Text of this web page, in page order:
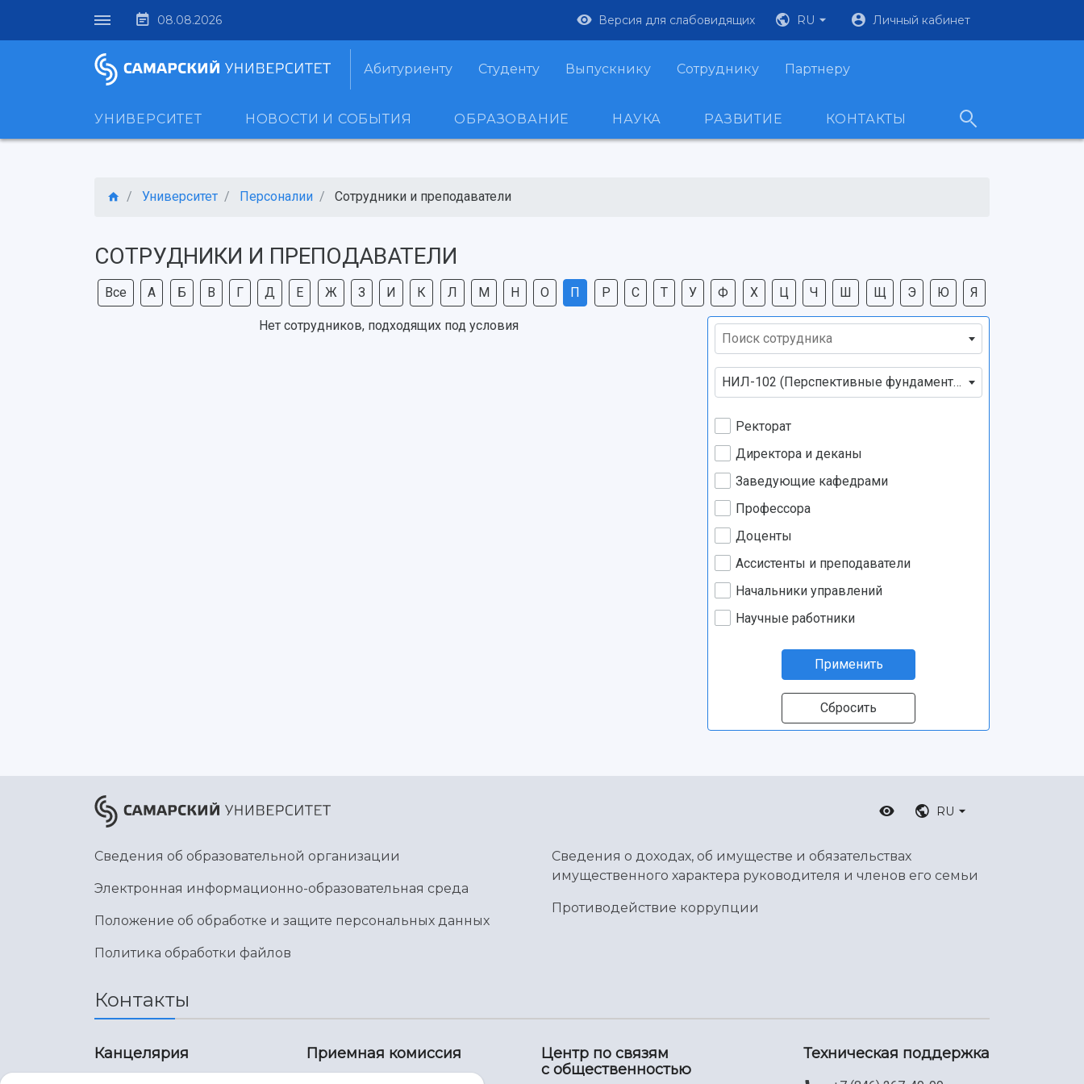
08.08.2026 Версия для слабовидящих RU Личный кабинет
Абитуриенту Студенту Выпускнику Сотруднику Партнеру
УНИВЕРСИТЕТ НОВОСТИ И СОБЫТИЯ ОБРАЗОВАНИЕ НАУКА РАЗВИТИЕ КОНТАКТЫ
Университет Персоналии Сотрудники и преподаватели
СОТРУДНИКИ И ПРЕПОДАВАТЕЛИ
Все А Б В Г Д Е Ж З И К Л М Н О П Р С Т У Ф Х Ц Ч Ш Щ Э Ю Я
Нет сотрудников, подходящих под условия
Поиск сотрудника
НИЛ-102 (Перспективные фундаментальные и
Ректорат
Директора и деканы
Заведующие кафедрами
Профессора
Доценты
Ассистенты и преподаватели
Начальники управлений
Научные работники
Применить
Сбросить
RU
Сведения об образовательной организации
Электронная информационно-образовательная среда
Положение об обработке и защите персональных данных
Политика обработки файлов
Сведения о доходах, об имуществе и обязательствах
имущественного характера руководителя и членов его семьи
Противодействие коррупции
Контакты
Канцелярия Приемная комиссия
Центр по связям
с общественностью
Техническая поддержка